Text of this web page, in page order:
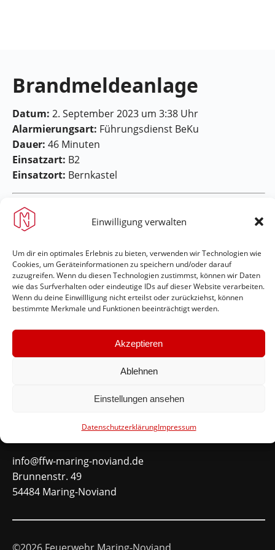
Einwilligung verwalten
Um dir ein optimales Erlebnis zu bieten, verwenden wir Technologien wie
Cookies, um Geräteinformationen zu speichern und/oder darauf
zuzugreifen. Wenn du diesen Technologien zustimmst, können wir Daten
wie das Surfverhalten oder eindeutige IDs auf dieser Website verarbeiten.
Wenn du deine Einwillligung nicht erteilst oder zurückziehst, können
bestimmte Merkmale und Funktionen beeinträchtigt werden.
Akzeptieren
Ablehnen
Einstellungen ansehen
DatenschutzerklärungImpressum
Brandmeldeanlage
Datum: 2. September 2023 um 3:38 Uhr
Alarmierungsart: Führungsdienst BeKu
Dauer: 46 Minuten
Einsatzart: B2
Einsatzort: Bernkastel
Feuerwehr Maring-Noviand
#immerda
Schnellinks
info@ffw-maring-noviand.de
Brunnenstr. 49
54484 Maring-Noviand
©2026 Feuerwehr Maring-Noviand